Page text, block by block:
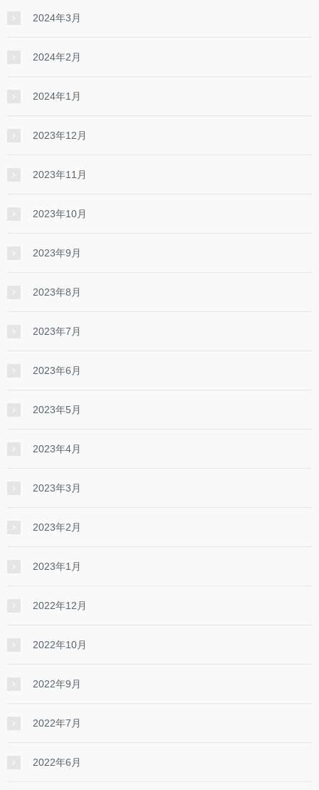
2024年3月
2024年2月
2024年1月
2023年12月
2023年11月
2023年10月
2023年9月
2023年8月
2023年7月
2023年6月
2023年5月
2023年4月
2023年3月
2023年2月
2023年1月
2022年12月
2022年10月
2022年9月
2022年7月
2022年6月